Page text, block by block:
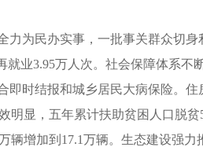
力为民办实事，一批事关群众切身
就业3.95万人次。社会保障体系不
即时结报和城乡居民大病保险。住
显，五年累计扶助贫困人口脱贫
增加到17.1万辆。生态建设强力